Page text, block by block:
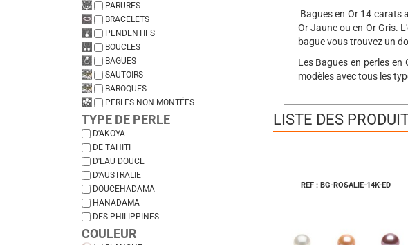
PARURES
BRACELETS
PENDENTIFS
BOUCLES
BAGUES
SAUTOIRS
BAROQUES
PERLES NON MONTÉES
TYPE DE PERLE
D'AKOYA
DE TAHITI
D'EAU DOUCE
D'AUSTRALIE
DOUCEHADAMA
HANADAMA
DES PHILIPPINES
COULEUR
Bagues en Or 14 carats
Or Jaune ou en Or Gris.
bague vous trouvez un
Les Bagues en perles
modèles avec tous les
LISTE DES
REF : BG-ROSALIE-14K-ED